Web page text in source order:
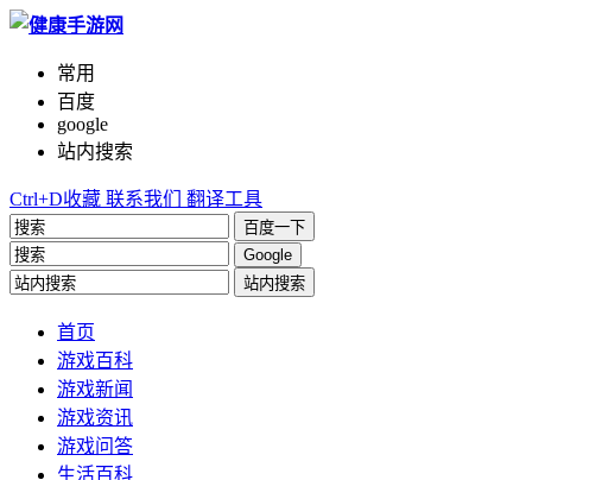
常用
百度
google
站内搜索
Ctrl+D收藏 联系我们 翻译工具
百度一下
Google
站内搜索
首页
游戏百科
游戏新闻
游戏资讯
游戏问答
生活百科